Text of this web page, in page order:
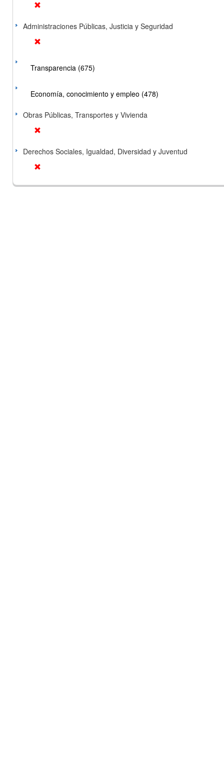
Administraciones Públicas, Justicia y Seguridad
Transparencia (675)
Economía, conocimiento y empleo (478)
Obras Públicas, Transportes y Vivienda
Derechos Sociales, Igualdad, Diversidad y Juventud